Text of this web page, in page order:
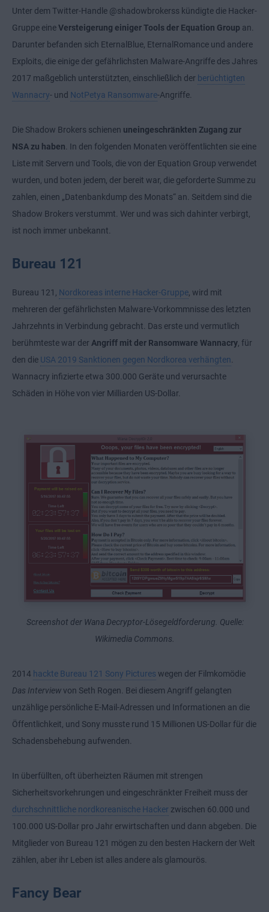
Unter dem Twitter-Handle @shadowbrokerss kündigte die Hacker-
Gruppe eineVersteigerung einiger Tools der Equation Group an.
Darunter befanden sich EternalBlue, EternalRomance und andere
Exploits, die einige der gefährlichsten Malware-Angriffe des Jahres
2017 maßgeblich unterstützten, einschließlich der berüchtigten
Wannacry- und NotPetya Ransomware-Angriffe.
Die Shadow Brokers schienen uneingeschränkten Zugang zur
NSA zu haben. In den folgenden Monaten veröffentlichten sie eine
Liste mit Servern und Tools, die von der Equation Group verwendet
wurden, und boten jedem, der bereit war, die geforderte Summe zu
zahlen, einen „Datenbankdump des Monats“ an. Seitdem sind die
Shadow Brokers verstummt. Wer und was sich dahinter verbirgt,
ist noch immer unbekannt.
Bureau 121
Bureau 121, Nordkoreas interne Hacker-Gruppe, wird mit
mehreren der gefährlichsten Malware-Vorkommnisse des letzten
Jahrzehnts in Verbindung gebracht. Das erste und vermutlich
berühmteste war der Angriff mit der Ransomware Wannacry, für
den die USA 2019 Sanktionen gegen Nordkorea verhängten.
Wannacry infizierte etwa 300.000 Geräte und verursachte
Schäden in Höhe von vier Milliarden US-Dollar.
Screenshot der Wana Decryptor-Lösegeldforderung. Quelle:
Wikimedia Commons.
2014 hackte Bureau 121 Sony Pictures wegen der Filmkomödie
Das Interviewvon Seth Rogen. Bei diesem Angriff gelangten
unzählige persönliche E-Mail-Adressen und Informationen an die
Öffentlichkeit, und Sony musste rund 15 Millionen US-Dollar für die
Schadensbehebung aufwenden.
In überfüllten, oft überheizten Räumen mit strengen
Sicherheitsvorkehrungen und eingeschränkter Freiheit muss der
durchschnittliche nordkoreanische Hacker zwischen 60.000 und
100.000 US-Dollar pro Jahr erwirtschaften und dann abgeben. Die
Mitglieder von Bureau 121 mögen zu den besten Hackern der Welt
zählen, aber ihr Leben ist alles andere als glamourös.
Fancy Bear